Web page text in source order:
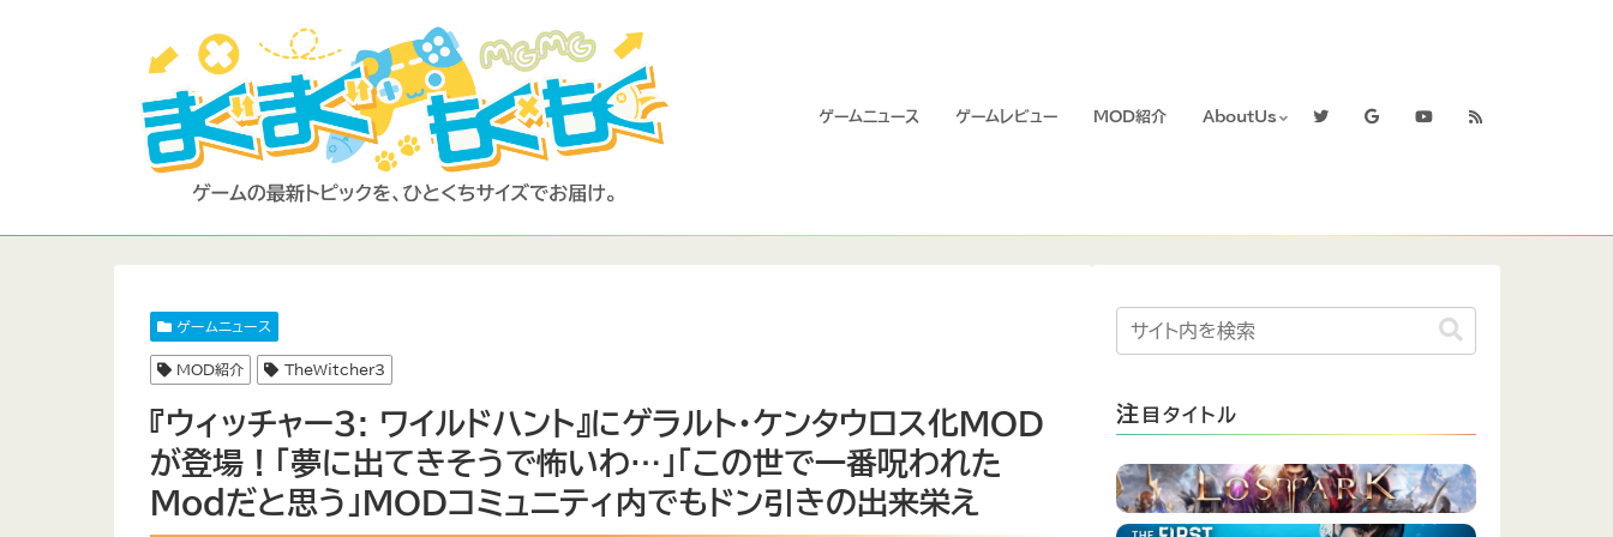
ゲームニュース ゲームレビュー MOD紹介 AboutUs
ゲームニュース
MOD紹介 TheWitcher3
『ウィッチャー3: ワイルドハント』にゲラルト・ケンタウロス化MOD
が登場！「夢に出てきそうで怖いわ…」「この世で一番呪われた
Modだと思う」MODコミュニティ内でもドン引きの出来栄え
注 目タイトル